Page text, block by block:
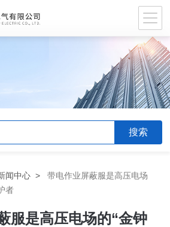
闻中心 >
带电作业屏蔽服是高压电场
者
服是高压电场的“金钟